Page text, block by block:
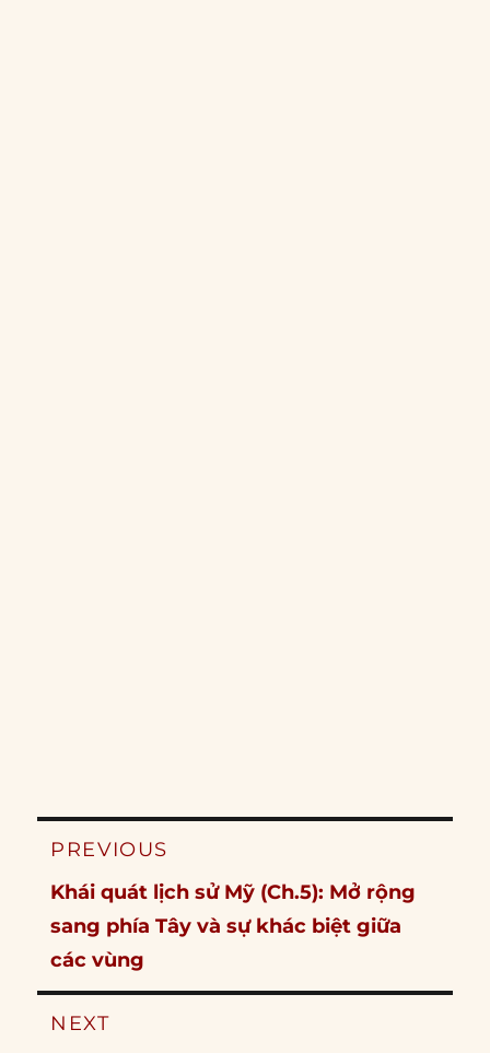
Post
PREVIOUS
Previous
post:
Khái quát lịch sử Mỹ (Ch.5): Mở rộng
sang phía Tây và sự khác biệt giữa
các vùng
NEXT